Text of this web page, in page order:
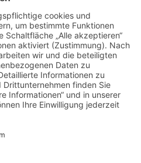
|
Frühstück |
|
|
|
|